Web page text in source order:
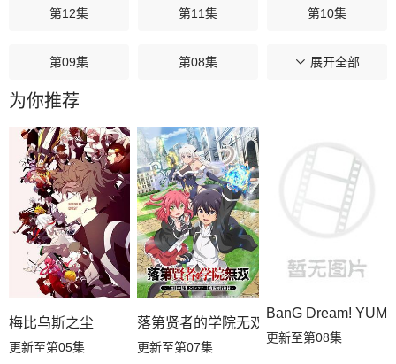
第12集 第11集 第10集
第09集 第08集 第07集
第06集
第03集 第02集
展开全部
为你推荐
梅比乌斯之尘
更新至第05集
落第贤者的学院无双第二回转生，S等级
更新至第07集
BanG Dream!
更新至第08集